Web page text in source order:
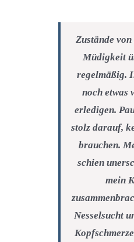
Zustände
Müdigkeit
regelmäßig.
noch etwas
erledigen.
stolz darauf,
brauchen.
schien
mein
Nesselsucht